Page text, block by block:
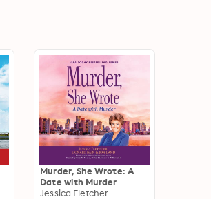
Murder, She Wrote: A
Date with Murder
Jessica Fletcher